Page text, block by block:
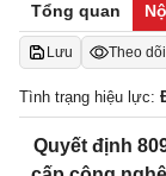
Tổng quan
Lưu Theo
Tình trạng hiệu lực:
Quyết định